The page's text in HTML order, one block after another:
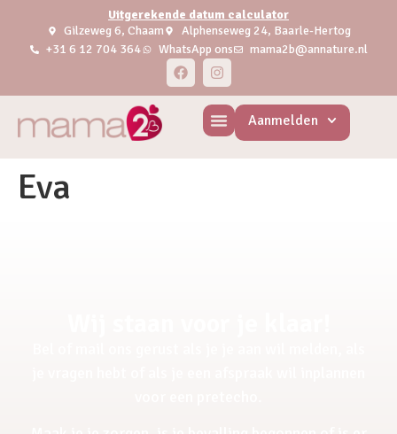
Uitgerekende datum calculator
Gilzeweg 6, Chaam
Alphenseweg 24, Baarle-Hertog
+31 6 12 704 364
WhatsApp ons mama2b@annature.nl
Aanmelden
Eva